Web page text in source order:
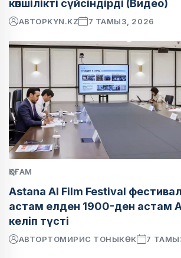
көпшілікті сүйсіндірді (Видео)
АВТОРKYN.KZ 7 ТАМЫЗ, 2026
ҚОҒАМ
Astana AI Film Festival
астам елден 1900-ден астам
келіп түсті
АВТОРТОМИРИС ТОНЫКӨК 7